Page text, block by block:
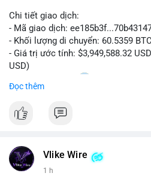
Chi tiết giao dịch:
- Mã giao dịch:
- Khối lượng di chuyển: 60.5359 BTC
- Giá trị ước tính: $3,949,588.32
USD)
- Thời gian: 15:20
Nhận định phân tích:
Khối lượng 60.5 BTC trị giá gần 4
thanh khoản trước khi đẩy giá. Nếu
sàn tập trung, áp lực bán tiềm năng
Đọc thêm
Vlike Wire
1 h